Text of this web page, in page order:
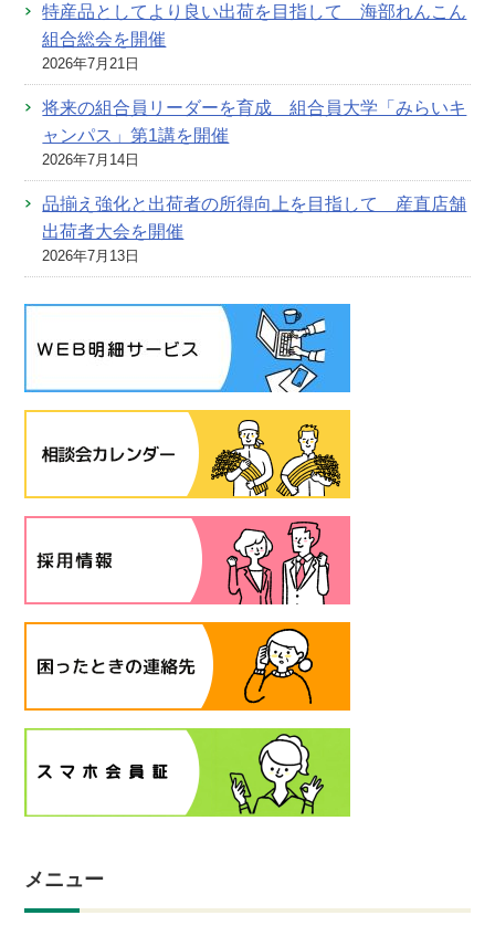
特産品としてより良い出荷を目指して 海部れんこん
組合総会を開催
2026年7月21日
将来の組合員リーダーを育成 組合員大学「みらいキ
ャンパス」第1講を開催
2026年7月14日
品揃え強化と出荷者の所得向上を目指して 産直店舗
出荷者大会を開催
2026年7月13日
メニュー